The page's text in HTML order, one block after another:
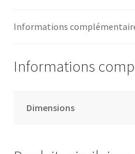
Informations
Informations
Dimensions